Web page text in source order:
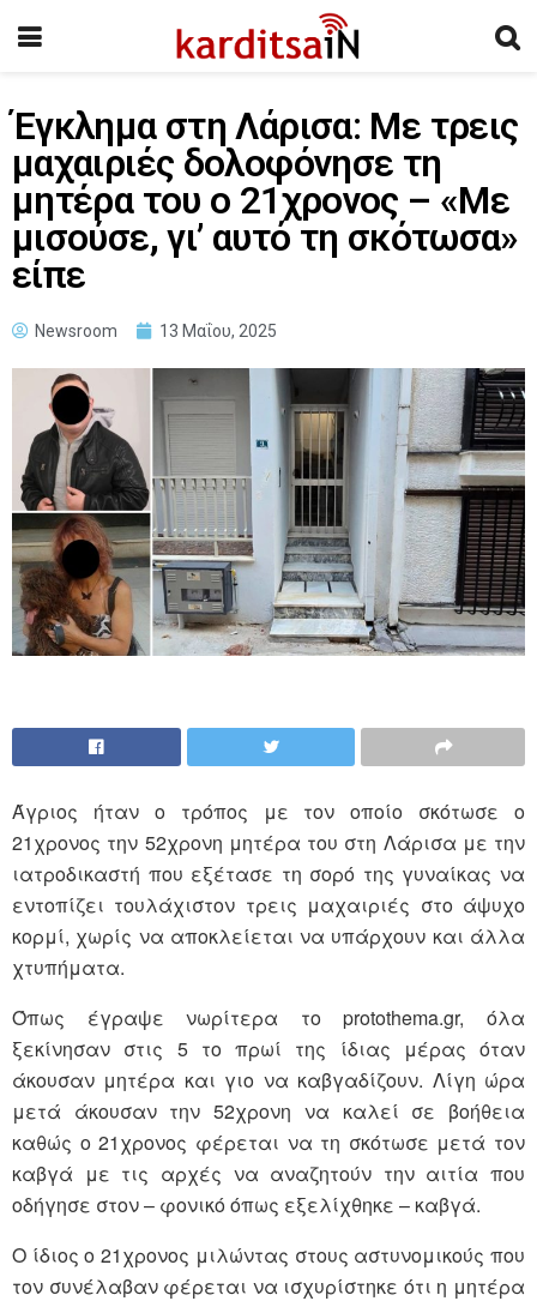
Έγκλημα στη Λάρισα: Με τρεις
μαχαιριές δολοφόνησε τη
μητέρα του ο 21χρονος – «Με
μισούσε, γι’ αυτό τη σκότωσα»
είπε
Newsroom 13 Μαΐου, 2025
Άγριος ήταν ο τρόπος με τον οποίο σκότωσε ο
21χρονος την 52χρονη μητέρα του στη Λάρισα με την
ιατροδικαστή που εξέτασε τη σορό της γυναίκας να
εντοπίζει τουλάχιστον τρεις μαχαιριές στο άψυχο
κορμί, χωρίς να αποκλείεται να υπάρχουν και άλλα
χτυπήματα.
Όπως έγραψε νωρίτερα το protothema.gr, όλα
ξεκίνησαν στις 5 το πρωί της ίδιας μέρας όταν
άκουσαν μητέρα και γιο να καβγαδίζουν. Λίγη ώρα
μετά άκουσαν την 52χρονη να καλεί σε βοήθεια
καθώς ο 21χρονος φέρεται να τη σκότωσε μετά τον
καβγά με τις αρχές να αναζητούν την αιτία που
οδήγησε στον – φονικό όπως εξελίχθηκε – καβγά.
Ο ίδιος ο 21χρονος μιλώντας στους αστυνομικούς που
τον συνέλαβαν φέρεται να ισχυρίστηκε ότι η μητέρα